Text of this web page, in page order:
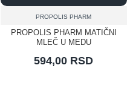
PROPOLIS PHARM
PROPOLIS PHARM MATIČNI
MLEČ U MEDU
594,00 RSD